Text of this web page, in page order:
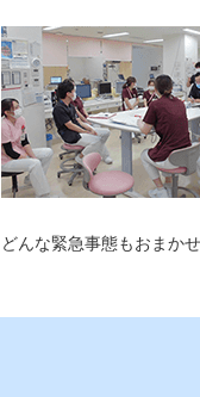
どんな緊急事態もおまか